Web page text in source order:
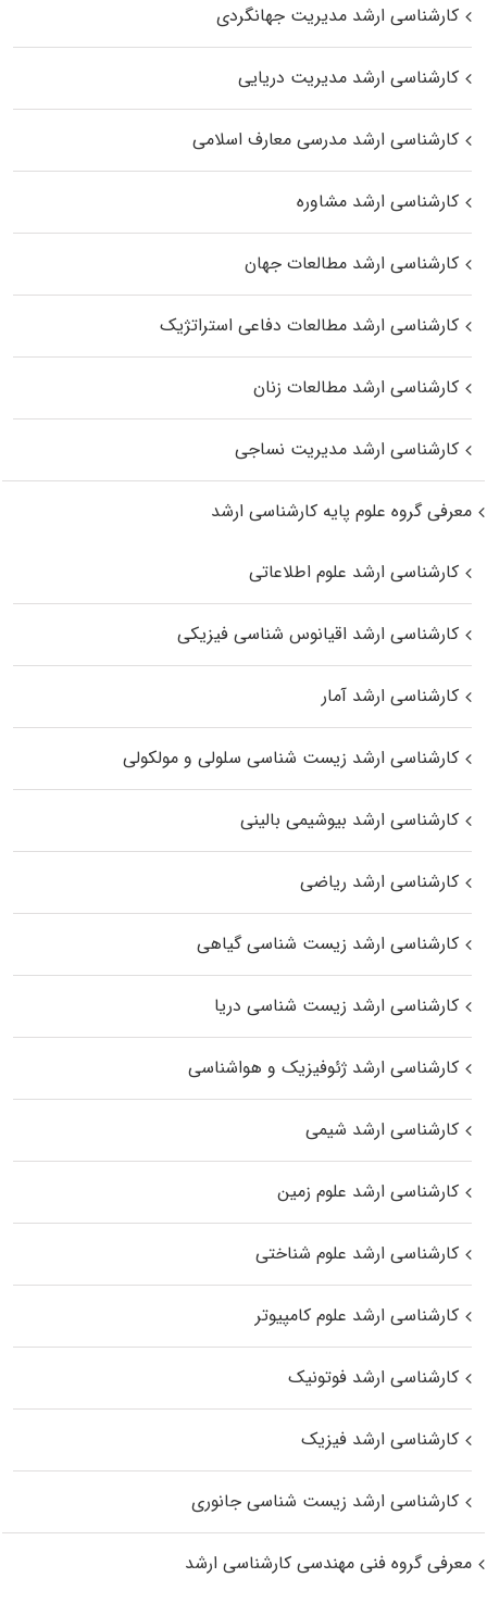
کارشناسی ارشد مدیریت جهانگردی
کارشناسی ارشد مدیریت دریایی
کارشناسی ارشد مدرسی معارف اسلامی
کارشناسی ارشد مشاوره
کارشناسی ارشد مطالعات جهان
کارشناسی ارشد مطالعات دفاعی استراتژیک
کارشناسی ارشد مطالعات زنان
کارشناسی ارشد مدیریت نساجی
معرفی گروه علوم پایه کارشناسی ارشد
کارشناسی ارشد علوم اطلاعاتی
کارشناسی ارشد اقیانوس‌ شناسی فیزیکی
کارشناسی ارشد آمار
کارشناسی ارشد زیست شناسی سلولی و مولکولی
کارشناسی ارشد بیوشیمی بالینی
کارشناسی ارشد ریاضی
کارشناسی ارشد زیست‌ شناسی گیاهی
کارشناسی ارشد زیست‌ شناسی دریا
کارشناسی ارشد ژئوفیزیک و هواشناسی
کارشناسی ارشد شیمی
کارشناسی ارشد علوم زمین
کارشناسی ارشد علوم شناختی
کارشناسی ارشد علوم کامپیوتر
کارشناسی ارشد فوتونیک
کارشناسی ارشد فیزیک
کارشناسی ارشد زیست‌ شناسی جانوری
معرفی گروه فنی مهندسی کارشناسی ارشد